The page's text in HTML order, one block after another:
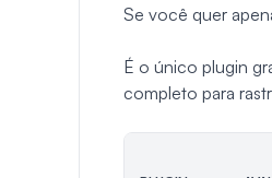
Se você quer
É o único plugin
completo para